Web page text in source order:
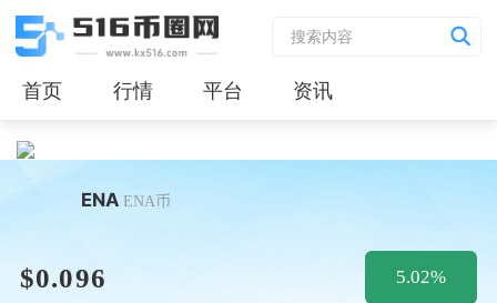
首页 行情 平台 资讯
ENA ENA币
$0.096 5.02%